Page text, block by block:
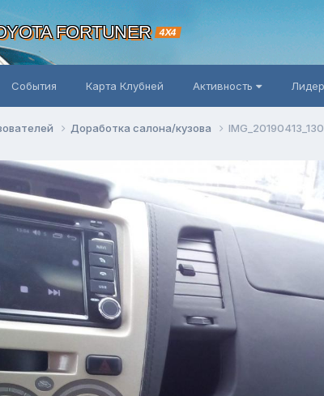
FORTUNER 4X4
События Карта Клубней Активность
Доработка салона/кузова